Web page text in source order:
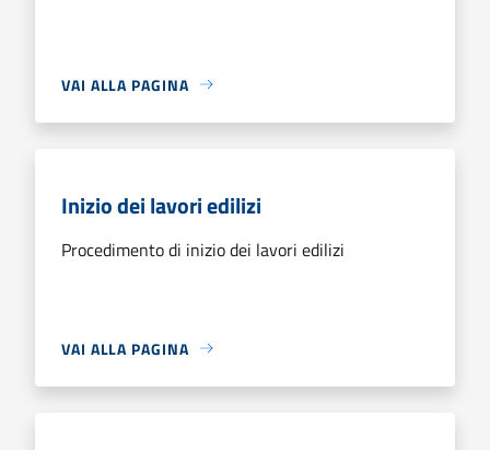
VAI ALLA PAGINA
Inizio dei lavori edilizi
Procedimento di inizio dei lavori edilizi
VAI ALLA PAGINA